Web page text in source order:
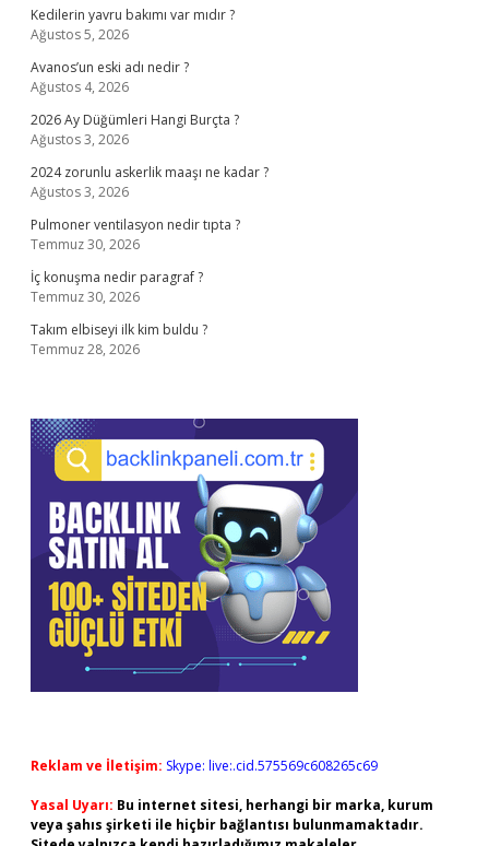
Kedilerin yavru bakımı var mıdır ?
Ağustos 5, 2026
Avanos’un eski adı nedir ?
Ağustos 4, 2026
2026 Ay Düğümleri Hangi Burçta ?
Ağustos 3, 2026
2024 zorunlu askerlik maaşı ne kadar ?
Ağustos 3, 2026
Pulmoner ventilasyon nedir tıpta ?
Temmuz 30, 2026
İç konuşma nedir paragraf ?
Temmuz 30, 2026
Takım elbiseyi ilk kim buldu ?
Temmuz 28, 2026
Reklam ve İletişim: Skype: live:.cid.575569c608265c69
Yasal Uyarı: Bu internet sitesi, herhangi bir marka, kurum
veya şahıs şirketi ile hiçbir bağlantısı bulunmamaktadır.